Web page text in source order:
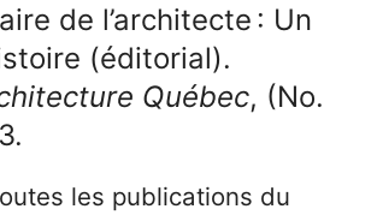
de l’architecte : Un
(éditorial).
Québec, (No.
les publications du